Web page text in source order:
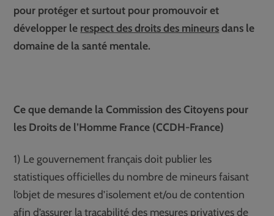
pour protéger et surtout pour promouvoir et
développer le respect des droits des mineursdans le
domaine de la santé mentale.
Ce que demande la Commission des Citoyens pour
les Droits de l’Homme France (CCDH-France)
1) Le gouvernement français doit publier les
statistiques officielles du nombre de mineurs faisant
l’objet de mesures d’isolement et/ou de contention
afin d’assurer la traçabilité des mesures privatives de